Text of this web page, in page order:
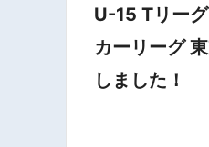
U-15 Tリー
カーリーグ
しました！